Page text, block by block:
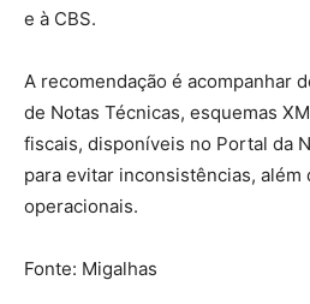
e à CBS.
A recomendação é acompanhar
de Notas Técnicas, esquemas
fiscais, disponíveis no Portal da
para evitar inconsistências, além
operacionais.
Fonte: Migalhas